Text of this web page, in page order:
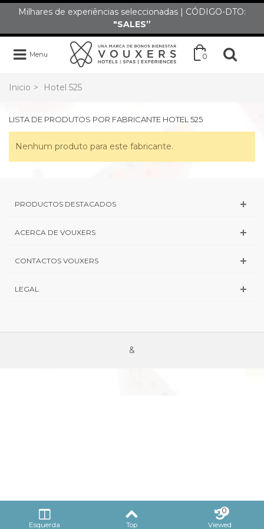
Milhares de experiências seleccionadas | CÓDIGO-DTO:
"SALES”
Menu 0
Inicio > Hotel 525
LISTA DE PRODUTOS POR FABRICANTE HOTEL 525
Nenhum produto para este fabricante.
PRODUCTOS DESTACADOS
ACERCA DE VOUXERS
CONTACTOS VOUXERS
LEGAL
&
Esquerda Top Viewed
0